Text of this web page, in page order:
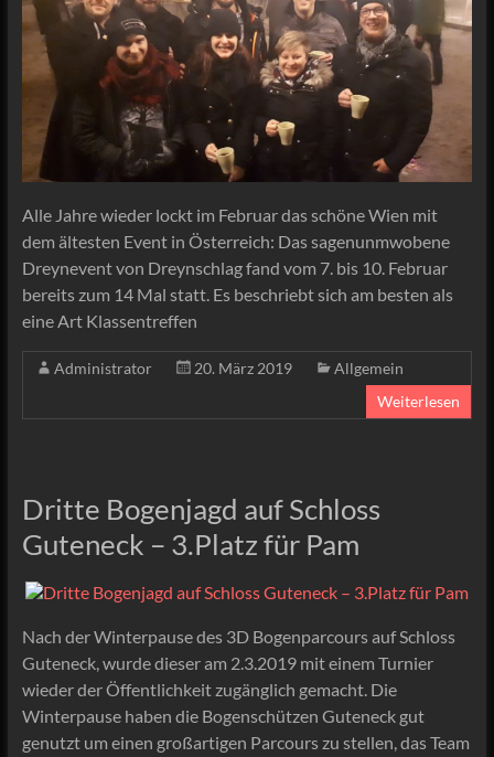
Alle Jahre wieder lockt im Februar das schöne Wien mit
dem ältesten Event in Österreich: Das sagenunmwobene
Dreynevent von Dreynschlag fand vom 7. bis 10. Februar
bereits zum 14 Mal statt. Es beschriebt sich am besten als
eine Art Klassentreffen
Administrator 20. März 2019
Allgemein
Weiterlesen
Dritte Bogenjagd auf Schloss
Guteneck – 3.Platz für Pam
Nach der Winterpause des 3D Bogenparcours auf Schloss
Guteneck, wurde dieser am 2.3.2019 mit einem Turnier
wieder der Öffentlichkeit zugänglich gemacht. Die
Winterpause haben die Bogenschützen Guteneck gut
genutzt um einen großartigen Parcours zu stellen, das Team